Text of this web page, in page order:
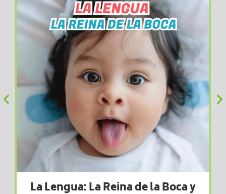
La Lengua: La Reina de la Boca y